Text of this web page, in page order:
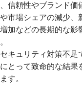
信頼性やブランド価
市場シェアの減少、
加などの長期的な影
キュリティ対策不足
とって致命的な結果
す。